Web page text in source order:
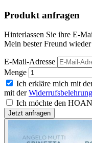
Produkt anfragen
Hinterlassen Sie ihre E-
Mein bester Freund
E-Mail-Adresse
Menge
Ich erkläre mich mit
mit derWiderrufsbelehrung
Ich möchte den